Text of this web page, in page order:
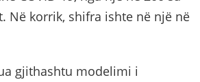
Në korrik, shifra ishte në një në
gjithashtu modelimi i